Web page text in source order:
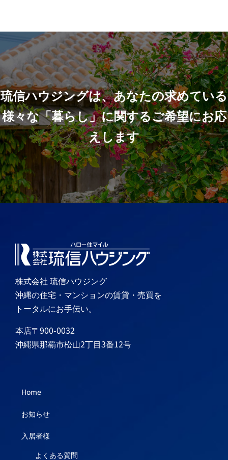
琉信ハウジングは、あなたの求めている
様々な「暮らし」に関するご希望にお応
えします
株式会社 琉信ハウジング
沖縄の住宅・マンションの賃貸・売買を
トータルにお手伝い。
本店〒900-0032
沖縄県那覇市松山2丁目3番12号
Home
お知らせ
入居者様
よくある質問